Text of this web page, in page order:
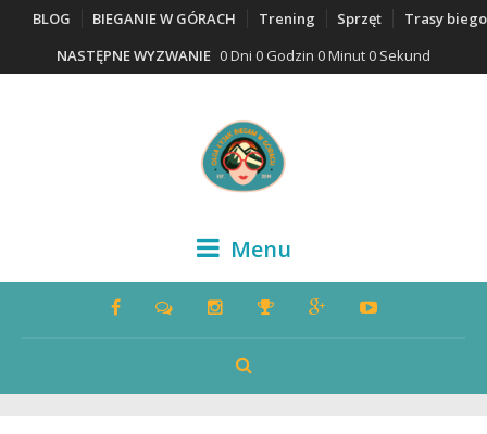
BLOG BIEGANIE W GÓRACH Trening Sprzęt
Trasy
NASTĘPNE WYZWANIE 0 Dni 0 Godzin 0 Minut 0 Sekund
Menu